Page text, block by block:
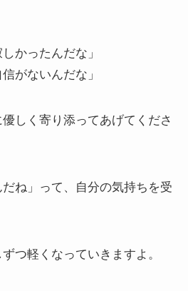
かったんだな」
がないんだな」
しく寄り添ってあげてくださ
ね」って、自分の気持ちを受
つ軽くなっていきますよ。